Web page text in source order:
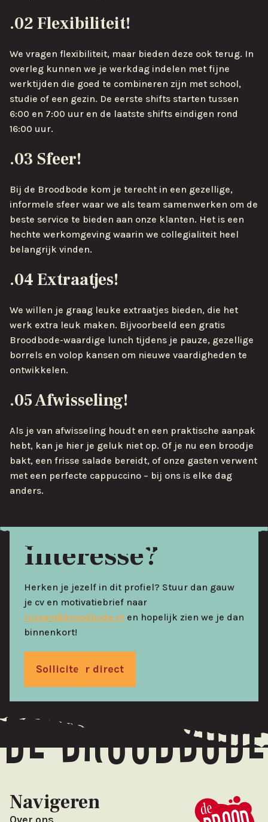
.02 Flexibiliteit!
We vragen flexibiliteit, maar bieden deze ook terug. In
overleg kunnen we je werkdag indelen met fijne
werktijden die goed te combineren zijn met school,
studie of een gezin. De eerste shifts starten tussen
6:00 en 7:00 uur en de laatste shifts eindigen rond
16:00 uur.
.03 Sfeer!
Bij de Broodbode kom je terecht in een gezellige,
informele sfeer waar we als team samenwerken om de
beste service te bieden aan onze klanten. Het is een
hechte werkomgeving waarin we collegialiteit heel
belangrijk vinden.
.04 Extraatjes!
We willen je graag leuke extraatjes bieden, die het
werk extra leuk maken. Bijvoorbeeld een gratis
Broodbode-waardige lunch tijdens je pauze, gezellige
borrels en volop kansen om nieuwe vaardigheden te
ontwikkelen.
.05 Afwisseling!
Als je van afwisseling houdt en een praktische aanpak
hebt, kan je hier je geluk niet op. Of je nu een broodje
bakt, een frisse salade bereidt, of onze gasten verwent
met een perfecte cappuccino – bij ons is elke dag
anders.
Interesse?
Herken je jezelf in dit profiel? Stuur dan gauw
je cv en motivatiebrief naar
rijssen@broodbode.nl en hopelijk zien we je dan
binnenkort!
Solliciteer direct
De broodbode
Navigeren